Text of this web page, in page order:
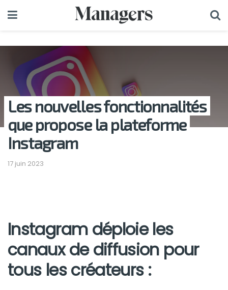
Les nouvelles fonctionnalités
que propose la plateforme
Instagram
17 juin 2023
Instagram déploie les
canaux de diffusion pour
tous les créateurs :